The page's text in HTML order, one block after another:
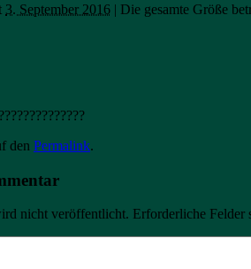
3. September 2016 | Die gesamte Größe
den Permalink.
nicht veröffentlicht. Erforderliche Felder